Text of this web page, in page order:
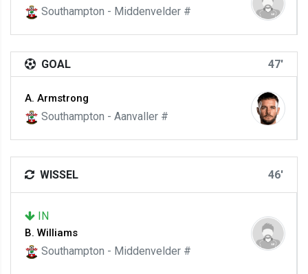
Southampton - Middenvelder #
GOAL 47'
A. Armstrong
Southampton - Aanvaller #
WISSEL 46'
IN
B. Williams
Southampton - Middenvelder #